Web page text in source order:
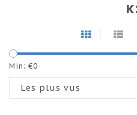
Min: €0
Les plus vus